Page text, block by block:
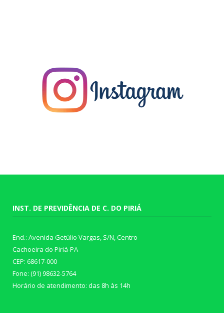
INST. DE PREVIDÊNCIA DE C. DO PIRIÁ
End.: Avenida Getúlio Vargas, S/N, Centro
Cachoeira do Piriá-PA
CEP: 68617-000
Fone: (91) 98632-5764
Horário de atendimento: das 8h às 14h